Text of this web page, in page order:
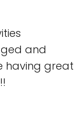
and
having great